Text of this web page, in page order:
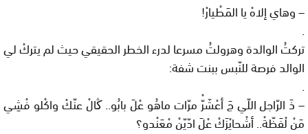
–وهايإلاهْياالمَطْيارْ!
.
تركتُالوالدةوهرولتُمسرعالدرءالخطر الحقيقيحيثلميتركْلي
الوالدفرصةللنّبسببنتشفة:
.
–ذَ الرّاجلاللّيجَأعْشَرّْمرّاتماهُوعْلَبابُو..ڭالْعنّكْواكْلو فْشِي
مَنْلْفَظّةْ..أشْحايْزَكْعْلَادّيّنْمْعَنْدو؟